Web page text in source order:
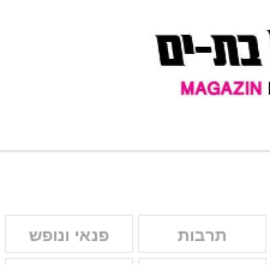
תרבות פנאי ונופש